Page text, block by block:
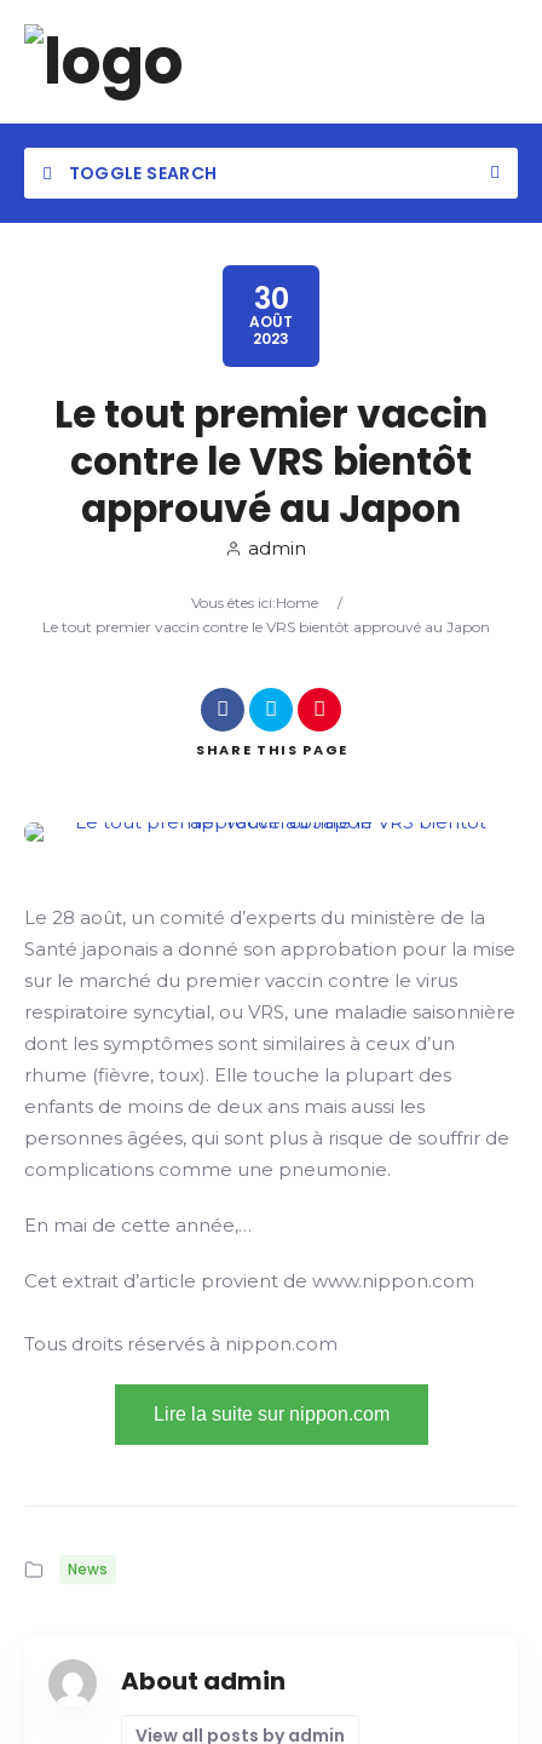
TOGGLE SEARCH
Search
30
AOÛT
2023
Le tout premier vaccin
contre le VRS bientôt
approuvé au Japon
admin
Vous êtes ici:Home
/
Le tout premier vaccin contre le VRS bientôt approuvé au Japon
SHARE THIS PAGE
Le 28 août, un comité d’experts du ministère de la
Santé japonais a donné son approbation pour la mise
sur le marché du premier vaccin contre le virus
respiratoire syncytial, ou VRS, une maladie saisonnière
dont les symptômes sont similaires à ceux d’un
rhume (fièvre, toux). Elle touche la plupart des
enfants de moins de deux ans mais aussi les
personnes âgées, qui sont plus à risque de souffrir de
complications comme une pneumonie.
En mai de cette année,…
Cet extrait d’article provient de www.nippon.com
Tous droits réservés à nippon.com
Lire la suite sur nippon.com
News
About admin
View all posts by admin